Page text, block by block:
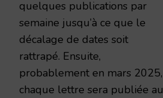
quelques publications par
semaine jusqu’à ce que le
décalage de dates soit
rattrapé. Ensuite,
probablement en mars 2025,
chaque lettre sera publiée au